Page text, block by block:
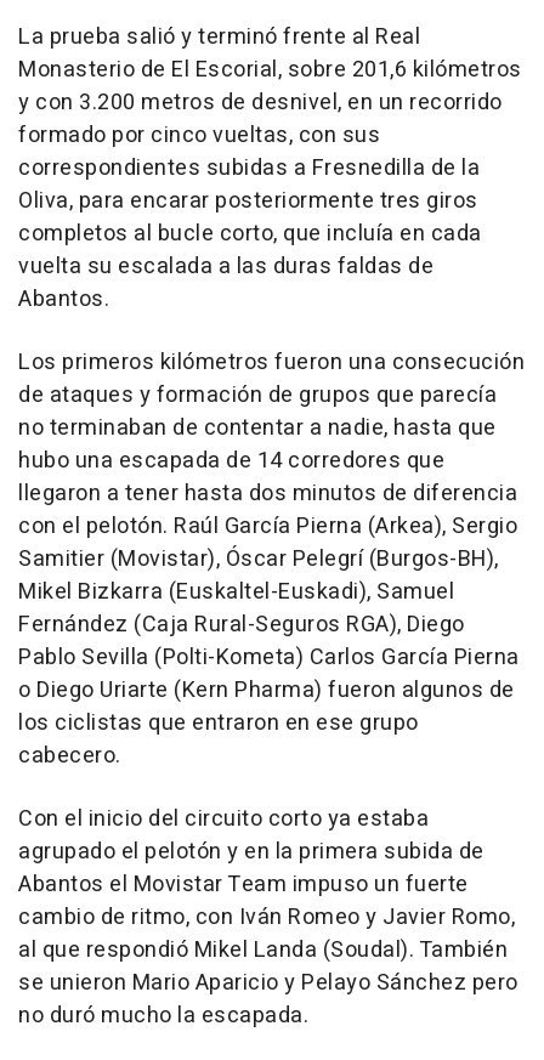
La prueba salió y terminó frente al Real
Monasterio de El Escorial, sobre 201,6 kilómetros
y con 3.200 metros de desnivel, en un recorrido
formado por cinco vueltas, con sus
correspondientes subidas a Fresnedilla de la
Oliva, para encarar posteriormente tres giros
completos al bucle corto, que incluía en cada
vuelta su escalada a las duras faldas de
Abantos.
Los primeros kilómetros fueron una consecución
de ataques y formación de grupos que parecía
no terminaban de contentar a nadie, hasta que
hubo una escapada de 14 corredores que
llegaron a tener hasta dos minutos de diferencia
con el pelotón. Raúl García Pierna (Arkea), Sergio
Samitier (Movistar), Óscar Pelegrí (Burgos-BH),
Mikel Bizkarra (Euskaltel-Euskadi), Samuel
Fernández (Caja Rural-Seguros RGA), Diego
Pablo Sevilla (Polti-Kometa) Carlos García Pierna
o Diego Uriarte (Kern Pharma) fueron algunos de
los ciclistas que entraron en ese grupo
cabecero.
Con el inicio del circuito corto ya estaba
agrupado el pelotón y en la primera subida de
Abantos el Movistar Team impuso un fuerte
cambio de ritmo, con Iván Romeo y Javier Romo,
al que respondió Mikel Landa (Soudal). También
se unieron Mario Aparicio y Pelayo Sánchez pero
no duró mucho la escapada.